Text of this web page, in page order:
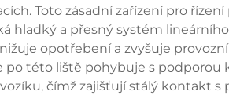
Toto zásadní zařízení pro
hladký a přesný systém
opotřebení a zvyšuje
po této liště pohybuje s
čímž zajišťují stálý kontakt